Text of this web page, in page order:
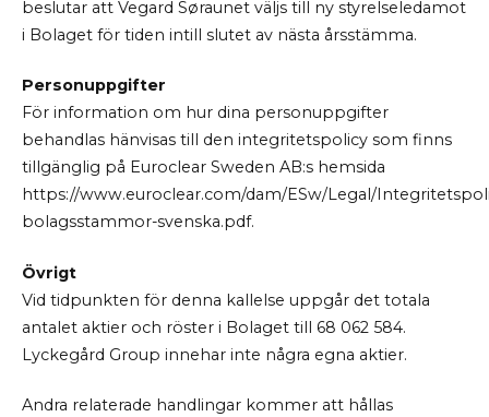
beslutar att Vegard Søraunet väljs till ny styrelseledamot
i Bolaget för tiden intill slutet av nästa årsstämma.
Personuppgifter
För information om hur dina personuppgifter
behandlas hänvisas till den integritetspolicy som finns
tillgänglig på Euroclear Sweden AB:s hemsida
https://www.euroclear.com/dam/ESw/Legal/
bolagsstammor-svenska.pdf.
Övrigt
Vid tidpunkten för denna kallelse uppgår det totala
antalet aktier och röster i Bolaget till 68 062 584.
Lyckegård Group innehar inte några egna aktier.
Andra relaterade handlingar kommer att hållas